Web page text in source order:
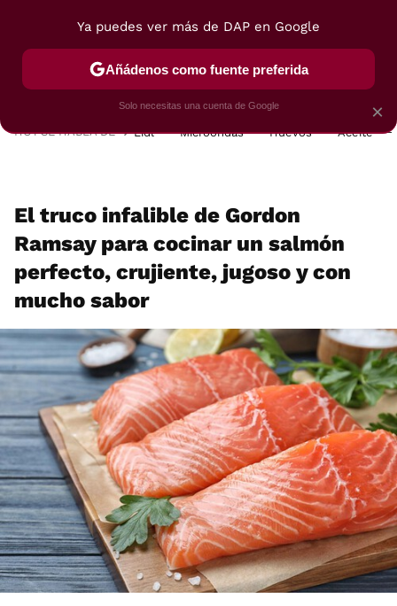
POSTRES VIAJES SELECCIÓN VEGUI
HOY SE HABLA DE Lidl Microondas Huevos Aceite
El truco infalible de Gordon
Ramsay para cocinar un salmón
perfecto, crujiente, jugoso y con
mucho sabor
×
Ya puedes ver más de DAP en Google
Añádenos como fuente preferida
Solo necesitas una cuenta de Google